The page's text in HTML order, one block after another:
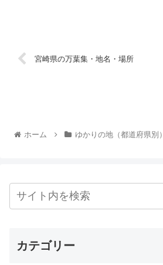
宮崎県の万葉集・地名・場所
ホーム ゆかりの地（都道府県別）
カテゴリー